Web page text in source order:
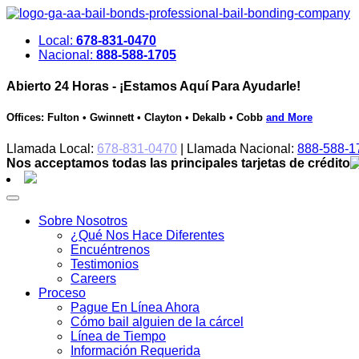
Local: 678-831-0470
Nacional: 888-588-1705
Abierto 24 Horas - ¡Estamos Aquí Para Ayudarle!
Offices: Fulton • Gwinnett • Clayton • Dekalb • Cobb and More
Llamada Local: 678-831-0470 | Llamada Nacional: 888-588-
Nos acceptamos todas las principales tarjetas de crédito
Saltar
Sobre Nosotros
¿Qué Nos Hace Diferentes
Encuéntrenos
Testimonios
Careers
Proceso
Pague En Línea Ahora
Cómo bail alguien de la cárcel
Línea de Tiempo
Información Requerida